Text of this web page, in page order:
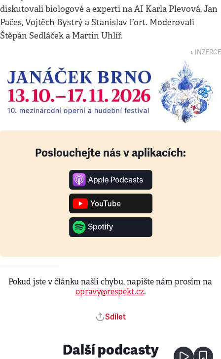
diskutovali biologové a experti na AI Karla Plevová, Jan
Pačes, Vojtěch Bystrý a Stanislav Fort. Moderovali
Štěpán Sedláček a Martin Uhlíř.
↓ INZERCE
Poslouchejte nás v aplikacích:
Pokud jste v článku našli chybu, napište nám prosím na
opravy@respekt.cz.
Sdílet
Další podcasty